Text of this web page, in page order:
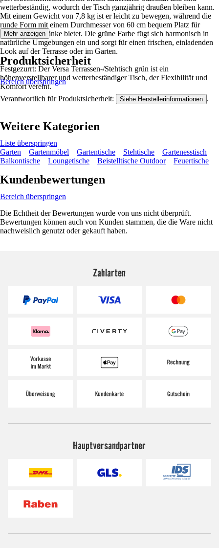
wetterbeständig, wodurch der Tisch ganzjährig draußen bleiben kann.
Mit einem Gewicht von 7,8 kg ist er leicht zu bewegen, während die
runde Form mit einem Durchmesser von 60 cm bequem Platz für
Essen und Getränke bietet. Die grüne Farbe fügt sich harmonisch in
natürliche Umgebungen ein und sorgt für einen frischen, einladenden
Look auf der Terrasse oder im Garten.
Festgezurrt: Der Versa Terrassen-/Stehtisch grün ist ein
höhenverstellbarer und wetterbeständiger Tisch, der Flexibilität und
Komfort vereint.
Mehr anzeigen
Produktsicherheit
Bereich überspringen
Verantwortlich für Produktsicherheit: Siehe Herstellerinformationen .
Weitere Kategorien
Liste überspringen
Garten
Gartenmöbel Gartentische Stehtische
Gartenesstisch
Balkontische
Loungetische Beistelltische Outdoor Feuertische
Kundenbewertungen
Bereich überspringen
Die Echtheit der Bewertungen wurde von uns nicht überprüft.
Bewertungen können auch von Kunden stammen, die die Ware nicht
nachweislich genutzt oder gekauft haben.
Zahlarten
Hauptversandpartner